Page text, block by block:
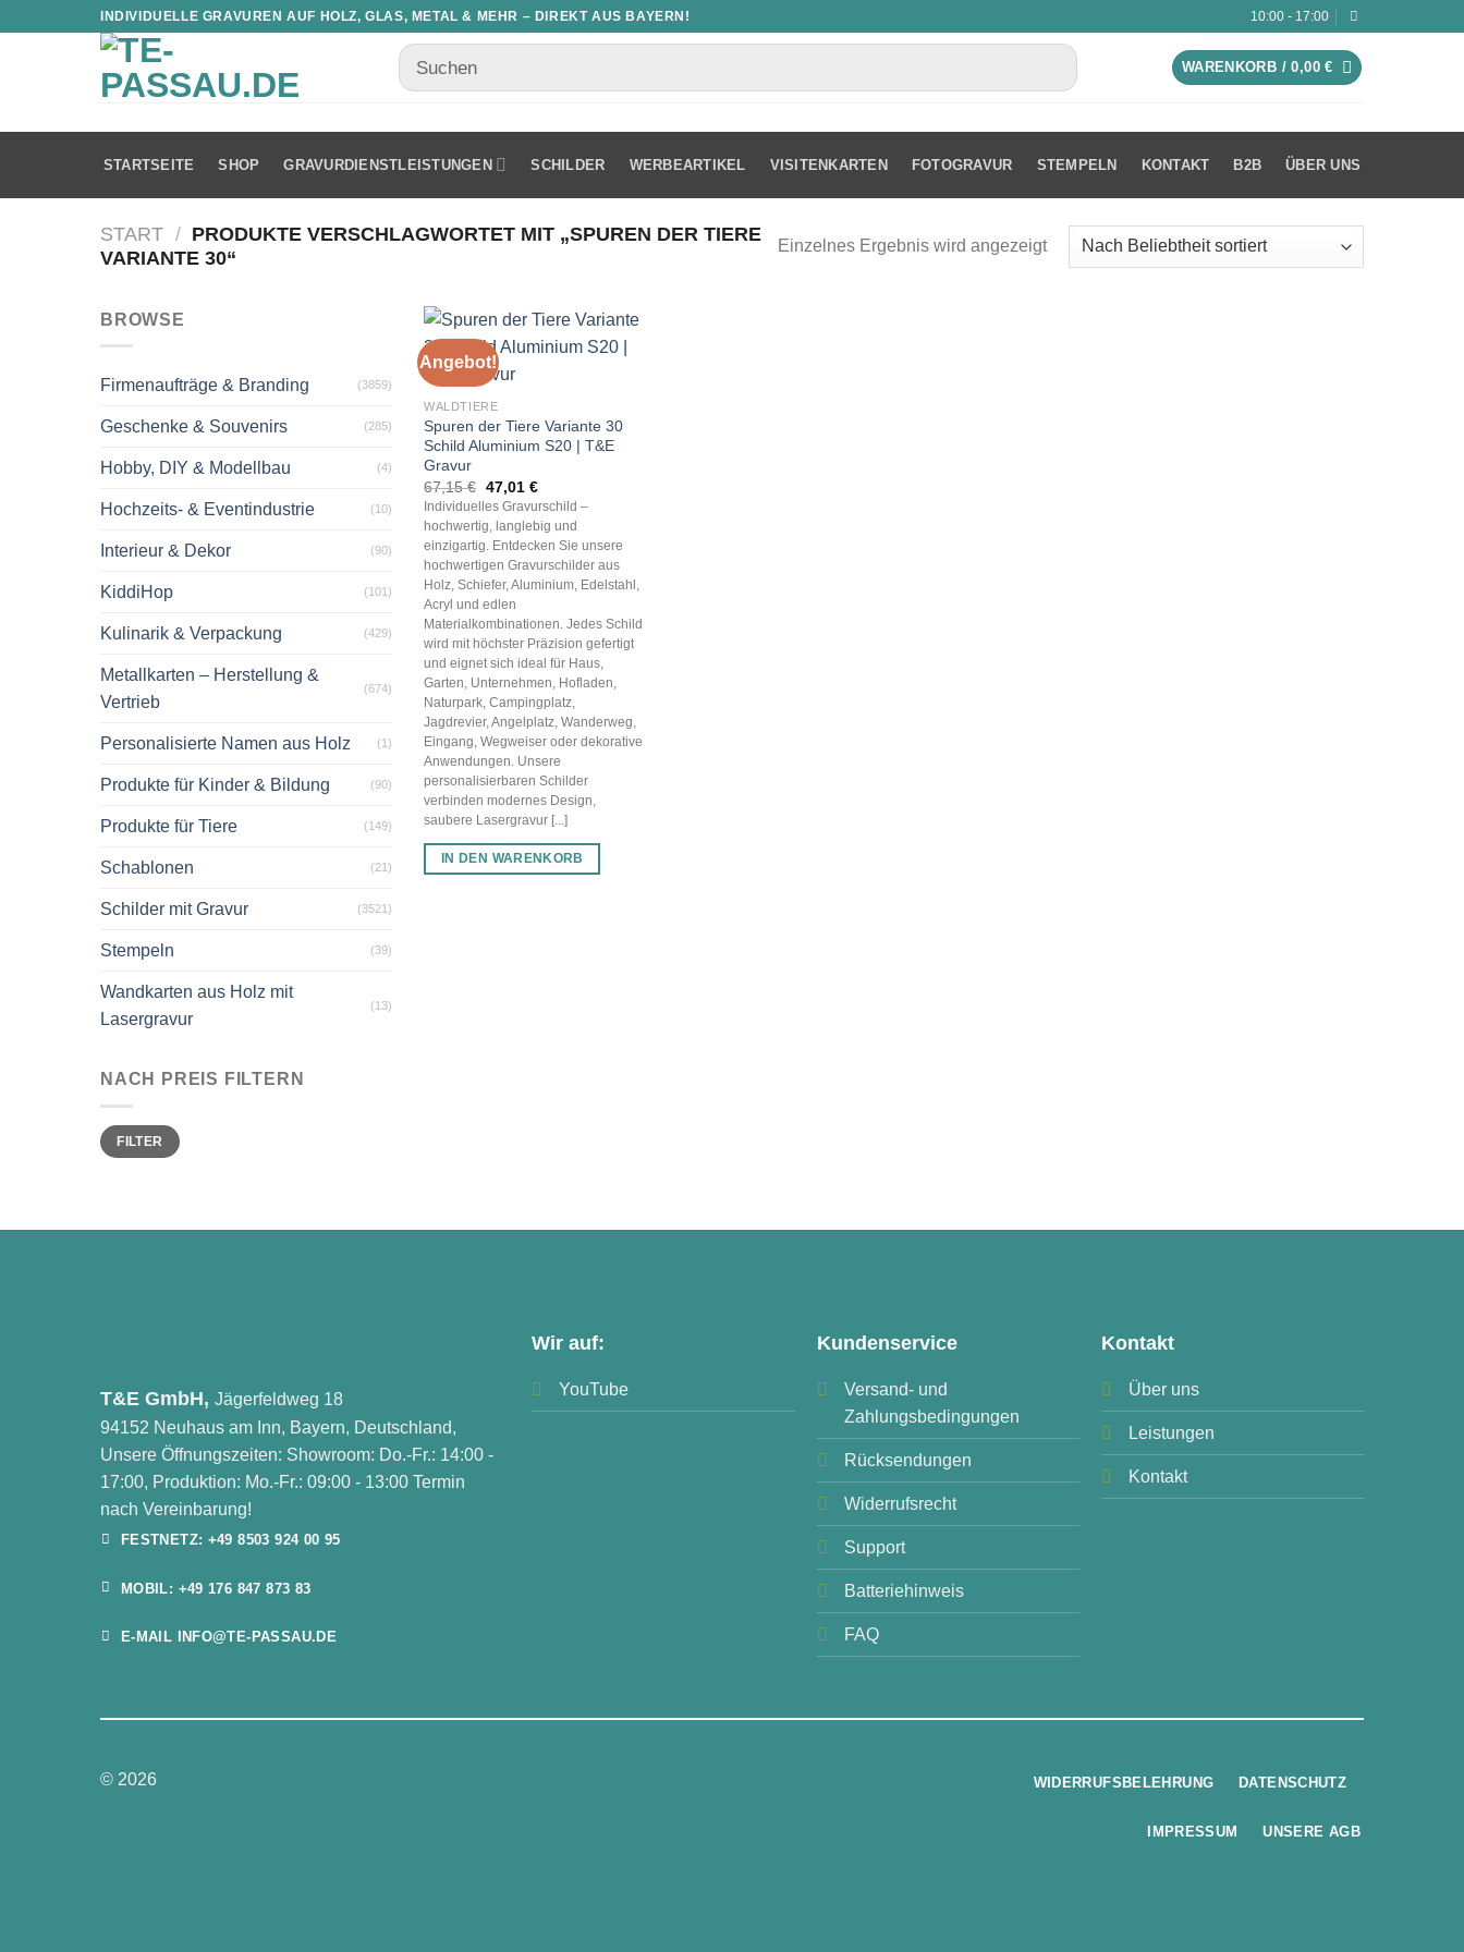
INDIVIDUELLE GRAVUREN AUF HOLZ, GLAS, METAL & MEHR – DIREKT AUS BAYERN! 10:00 - 17:00
WARENKORB /0,00€
STARTSEITE SHOP GRAVURDIENSTLEISTUNGEN SCHILDER WERBEARTIKEL VISITENKARTEN FOTOGRAVUR STEMPELN KONTAKT B2B ÜBER UNS
START / PRODUKTE VERSCHLAGWORTET MIT „SPUREN DER TIERE
VARIANTE 30“
Einzelnes Ergebnis wird angezeigt
BROWSE
Firmenaufträge & Branding (3859)
Geschenke & Souvenirs (285)
Hobby, DIY & Modellbau (4)
Hochzeits- & Eventindustrie (10)
Interieur & Dekor (90)
KiddiHop (101)
Kulinarik & Verpackung (429)
Metallkarten – Herstellung &
Vertrieb
(674)
Personalisierte Namen aus Holz (1)
Produkte für Kinder & Bildung (90)
Produkte für Tiere (149)
Schablonen (21)
Schilder mit Gravur (3521)
Stempeln (39)
Wandkarten aus Holz mit
Lasergravur
(13)
NACH PREIS FILTERN
Min.
Preis
Max.
PreisFILTER
Angebot!
WALDTIERE
Spuren der Tiere Variante 30
Schild Aluminium S20 | T&E
Gravur
67,15€ Ursprünglicher
Preis
war:
67,15 €
47,01 €Aktueller
Preis
ist:
47,01 €.
Individuelles Gravurschild –
hochwertig, langlebig und
einzigartig. Entdecken Sie unsere
hochwertigen Gravurschilder aus
Holz, Schiefer, Aluminium, Edelstahl,
Acryl und edlen
Materialkombinationen. Jedes Schild
wird mit höchster Präzision gefertigt
und eignet sich ideal für Haus,
Garten, Unternehmen, Hofladen,
Naturpark, Campingplatz,
Jagdrevier, Angelplatz, Wanderweg,
Eingang, Wegweiser oder dekorative
Anwendungen. Unsere
personalisierbaren Schilder
verbinden modernes Design,
saubere Lasergravur [...]
IN DEN WARENKORB
T&E GmbH, Jägerfeldweg 18
94152 Neuhaus am Inn, Bayern, Deutschland,
Unsere Öffnungszeiten: Showroom: Do.-Fr.: 14:00 -
17:00, Produktion: Mo.-Fr.: 09:00 - 13:00 Termin
nach Vereinbarung!
FESTNETZ: +49 8503 924 00 95
MOBIL: +49 176 847 873 83
E-MAIL INFO@TE-PASSAU.DE
Wir auf:
YouTube
Kundenservice
Versand- und
Zahlungsbedingungen
Rücksendungen
Widerrufsrecht
Support
Batteriehinweis
FAQ
Kontakt
Über uns
Leistungen
Kontakt
© 2026 WIDERRUFSBELEHRUNG DATENSCHUTZ
IMPRESSUM UNSERE AGB